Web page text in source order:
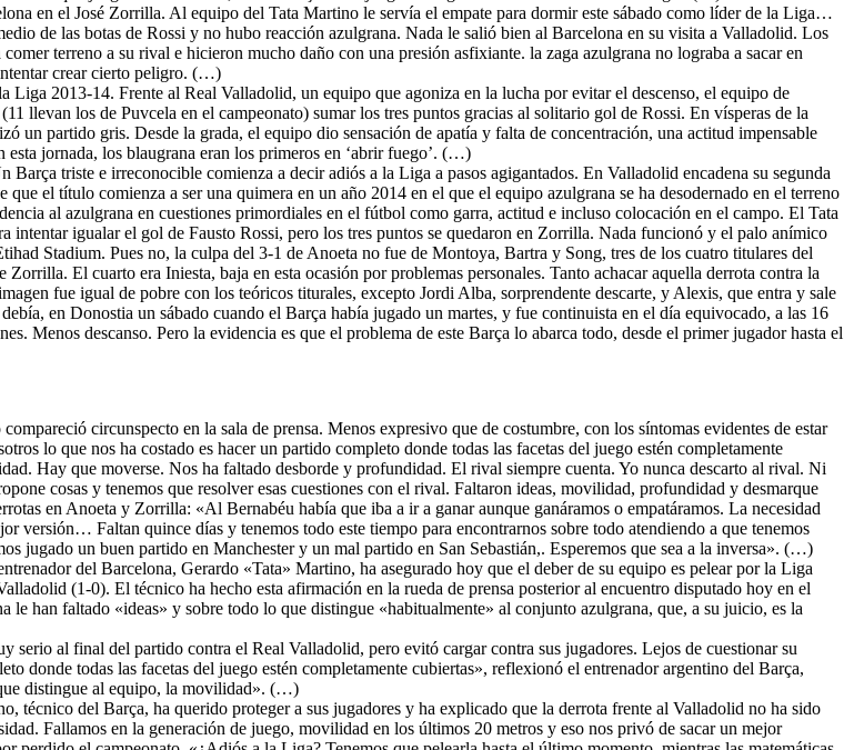
en el José Zorrilla. Al equipo del Tata Martino le servía el empate para dormir este sábado como líder de la Liga…
de las botas de Rossi y no hubo reacción azulgrana. Nada le salió bien al Barcelona en su visita a Valladolid. Los
terreno a su rival e hicieron mucho daño con una presión asfixiante. la zaga azulgrana no lograba a sacar en
crear cierto peligro. (…)
Liga 2013-14. Frente al Real Valladolid, un equipo que agoniza en la lucha por evitar el descenso, el equipo de
llevan los de Puvcela en el campeonato) sumar los tres puntos gracias al solitario gol de Rossi. En vísperas de la
un partido gris. Desde la grada, el equipo dio sensación de apatía y falta de concentración, una actitud impensable
jornada, los blaugrana eran los primeros en ‘abrir fuego’. (…)
Barça triste e irreconocible comienza a decir adiós a la Liga a pasos agigantados. En Valladolid encadena su segunda
el título comienza a ser una quimera en un año 2014 en el que el equipo azulgrana se ha desodernado en el terreno
al azulgrana en cuestiones primordiales en el fútbol como garra, actitud e incluso colocación en el campo. El Tata
intentar igualar el gol de Fausto Rossi, pero los tres puntos se quedaron en Zorrilla. Nada funcionó y el palo anímico
Stadium. Pues no, la culpa del 3-1 de Anoeta no fue de Montoya, Bartra y Song, tres de los cuatro titulares del
El cuarto era Iniesta, baja en esta ocasión por problemas personales. Tanto achacar aquella derrota contra la
fue igual de pobre con los teóricos titurales, excepto Jordi Alba, sorprendente descarte, y Alexis, que entra y sale
en Donostia un sábado cuando el Barça había jugado un martes, y fue continuista en el día equivocado, a las 16
Menos descanso. Pero la evidencia es que el problema de este Barça lo abarca todo, desde el primer jugador hasta el
circunspecto en la sala de prensa. Menos expresivo que de costumbre, con los síntomas evidentes de estar
lo que nos ha costado es hacer un partido completo donde todas las facetas del juego estén completamente
Hay que moverse. Nos ha faltado desborde y profundidad. El rival siempre cuenta. Yo nunca descarto al rival. Ni
cosas y tenemos que resolver esas cuestiones con el rival. Faltaron ideas, movilidad, profundidad y desmarque
en Anoeta y Zorrilla: «Al Bernabéu había que iba a ir a ganar aunque ganáramos o empatáramos. La necesidad
versión… Faltan quince días y tenemos todo este tiempo para encontrarnos sobre todo atendiendo a que tenemos
jugado un buen partido en Manchester y un mal partido en San Sebastián,. Esperemos que sea a la inversa». (…)
del Barcelona, Gerardo «Tata» Martino, ha asegurado hoy que el deber de su equipo es pelear por la Liga
(1-0). El técnico ha hecho esta afirmación en la rueda de prensa posterior al encuentro disputado hoy en el
han faltado «ideas» y sobre todo lo que distingue «habitualmente» al conjunto azulgrana, que, a su juicio, es la
serio al final del partido contra el Real Valladolid, pero evitó cargar contra sus jugadores. Lejos de cuestionar su
donde todas las facetas del juego estén completamente cubiertas», reflexionó el entrenador argentino del Barça,
distingue al equipo, la movilidad». (…)
técnico del Barça, ha querido proteger a sus jugadores y ha explicado que la derrota frente al Valladolid no ha sido
Fallamos en la generación de juego, movilidad en los últimos 20 metros y eso nos privó de sacar un mejor